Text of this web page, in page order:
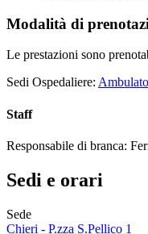
Modalità di
Le prestazioni sono
Sedi Ospedaliere:
Staff
Responsabile di branca:
Sedi e orari
Sede
Chieri - P.zza S.Pellico 1